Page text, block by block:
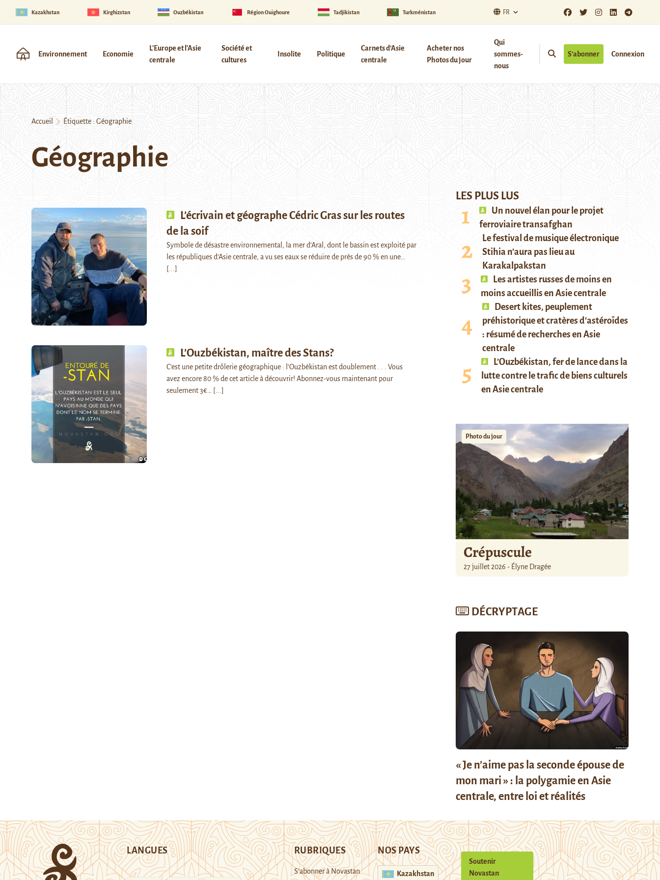
Kazakhstan Kirghizstan Ouzbékistan Région Ouïghoure Tadjikistan Turkménistan FR
Environnement Economie
L'Europe et l'Asie
centrale
Société et
cultures
Insolite Politique
Carnets d’Asie
centrale
Acheter nos
Photos du jour
Qui
sommes-
nous
S’abonner Connexion
Accueil Étiquette : Géographie
Géographie
L’écrivain et géographe Cédric Gras sur les routes
de la soif
Symbole de désastre environnemental, la mer d’Aral, dont le bassin est exploité par
les républiques d’Asie centrale, a vu ses eaux se réduire de près de 90 % en une…
[...]
L’Ouzbékistan, maître des Stans?
C'est une petite drôlerie géographique : l'Ouzbékistan est doublement . . . Vous
avez encore 80 % de cet article à découvrir! Abonnez-vous maintenant pour
seulement 3€…
[...]
LES PLUS LUS
Un nouvel élan pour le projet
ferroviaire transafghan
Le festival de musique électronique
Stihia n’aura pas lieu au
Karakalpakstan
Les artistes russes de moins en
moins accueillis en Asie centrale
Desert kites, peuplement
préhistorique et cratères d’astéroïdes
: résumé de recherches en Asie
centrale
L’Ouzbékistan, fer de lance dans la
lutte contre le trafic de biens culturels
en Asie centrale
Photo du jour
Crépuscule
27 juillet 2026 - Élyne Dragée
DÉCRYPTAGE
« Je n’aime pas la seconde épouse de
mon mari » : la polygamie en Asie
centrale, entre loi et réalités
LANGUES RUBRIQUES
S’abonner à Novastan
NOS PAYS
Kazakhstan
Soutenir
Novastan